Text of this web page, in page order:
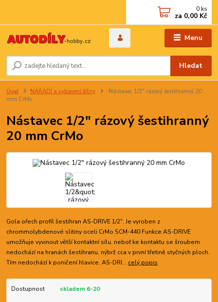
Menu
Hledat
0 ks
za 0,00 Kč
Úvod NÁŘADÍ a vybavení dílny
Nástavec 1/2" rázový šestihranný 20
mm CrMo
Nástavec 1/2" rázový šestihranný
20 mm CrMo
Gola ořech profil šestihran AS-DRIVE 1/2". Je vyroben z
chrommolybdenové slitiny oceli CrMo SCM-440 Funkce AS-DRIVE
umožňuje vyvinout větší kontaktní sílu, neboť ke kontaktu se šroubem
nedochází na hranách šestihranu, nýbrž cca v první třetině styčných ploch.
Tím nedochází k poničení hlavice. AS-DRI... celý popis
Dostupnost skladem 6-20